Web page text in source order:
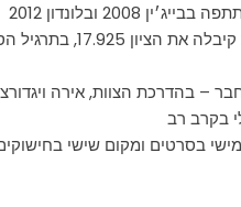
ובלונדון 2012
– בהדרכת הצוות, אירה
בסרטים ומקום שישי